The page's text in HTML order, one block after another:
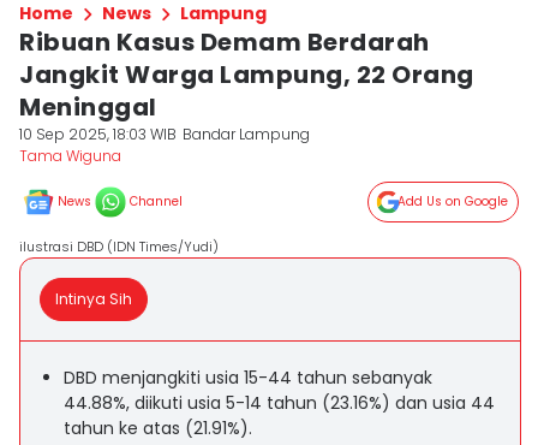
Home News Lampung
Ribuan Kasus Demam Berdarah
Jangkit Warga Lampung, 22 Orang
Meninggal
10 Sep 2025, 18:03 WIB Bandar Lampung
Tama Wiguna
News Channel Add Us on Google
ilustrasi DBD (IDN Times/Yudi)
Intinya Sih
DBD menjangkiti usia 15-44 tahun sebanyak
44.88%, diikuti usia 5-14 tahun (23.16%) dan usia 44
tahun ke atas (21.91%).